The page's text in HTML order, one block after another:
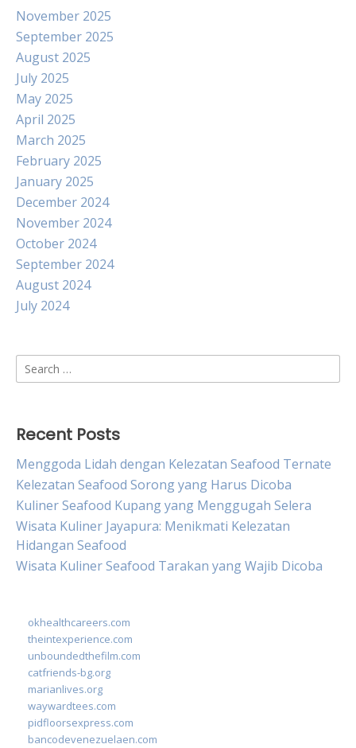
November 2025
September 2025
August 2025
July 2025
May 2025
April 2025
March 2025
February 2025
January 2025
December 2024
November 2024
October 2024
September 2024
August 2024
July 2024
Search
for:
Recent Posts
Menggoda Lidah dengan Kelezatan Seafood Ternate
Kelezatan Seafood Sorong yang Harus Dicoba
Kuliner Seafood Kupang yang Menggugah Selera
Wisata Kuliner Jayapura: Menikmati Kelezatan
Hidangan Seafood
Wisata Kuliner Seafood Tarakan yang Wajib Dicoba
okhealthcareers.com
theintexperience.com
unboundedthefilm.com
catfriends-bg.org
marianlives.org
waywardtees.com
pidfloorsexpress.com
bancodevenezuelaen.com